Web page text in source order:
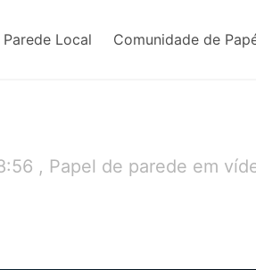
Local Comunidade de
, Papel de parede em